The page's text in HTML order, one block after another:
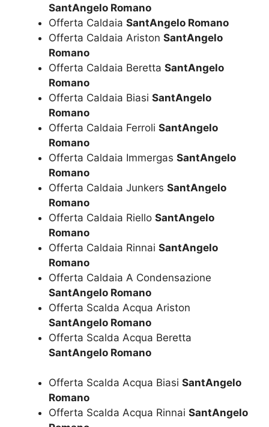
SantAngelo Romano
Offerta Caldaia SantAngelo Romano
Offerta Caldaia Ariston SantAngelo
Romano
Offerta Caldaia Beretta SantAngelo
Romano
Offerta Caldaia Biasi SantAngelo
Romano
Offerta Caldaia Ferroli SantAngelo
Romano
Offerta Caldaia Immergas SantAngelo
Romano
Offerta Caldaia Junkers SantAngelo
Romano
Offerta Caldaia Riello SantAngelo
Romano
Offerta Caldaia Rinnai SantAngelo
Romano
Offerta Caldaia A Condensazione
SantAngelo Romano
Offerta Scalda Acqua Ariston
SantAngelo Romano
Offerta Scalda Acqua Beretta
SantAngelo Romano
Offerta Scalda Acqua Biasi SantAngelo
Romano
Offerta Scalda Acqua Rinnai SantAngelo